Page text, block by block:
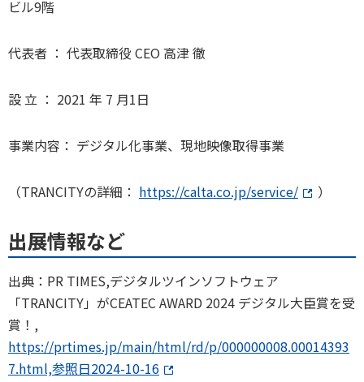
ビル9階
代表者 ： 代表取締役 CEO 高津 徹
設 立 ： 2021 年 7 月1日
事業内容： デジタル化事業、現地映像取得事業
（TRANCITYの詳細： https://calta.co.jp/service/ ）
出展情報など
出典：PR TIMES,デジタルツインソフトウェア
「TRANCITY」がCEATEC AWARD 2024 デジタル大臣賞を受
賞！,
https://prtimes.jp/main/html/rd/p/000000008.00014393
7.html,参照日2024-10-16